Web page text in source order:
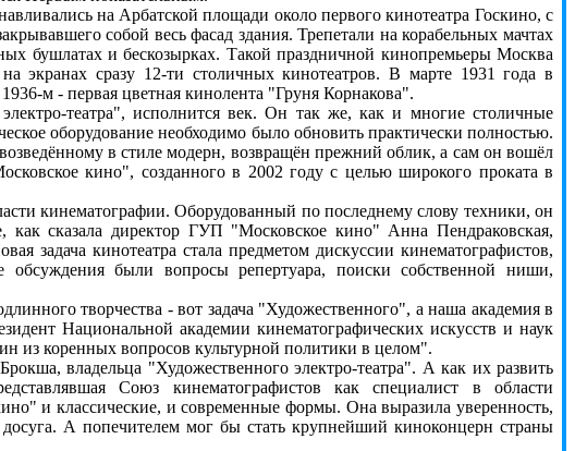
на Арбатской площади около первого кинотеатра Госкино, с
собой весь фасад здания. Трепетали на корабельных мачтах
бушлатах и бескозырках. Такой праздничной кинопремьеры Москва
сразу 12-ти столичных кинотеатров. В марте 1931 года в
м - первая цветная кинолента "Груня Корнакова".
театра", исполнится век. Он так же, как и многие столичные
оборудование необходимо было обновить практически полностью.
в стиле модерн, возвращён прежний облик, а сам он вошёл
кино", созданного в 2002 году с целью широкого проката в
кинематографии. Оборудованный по последнему слову техники, он
как сказала директор ГУП "Московское кино" Анна Пендраковская,
задача кинотеатра стала предметом дискуссии кинематографистов,
обсуждения были вопросы репертуара, поиски собственной ниши,
творчества - вот задача "Художественного", а наша академия в
Национальной академии кинематографических искусств и наук
из коренных вопросов культурной политики в целом".
владельца "Художественного электро-театра". А как их развить
Союз кинематографистов как специалист в области
и классические, и современные формы. Она выразила уверенность,
А попечителем мог бы стать крупнейший киноконцерн страны